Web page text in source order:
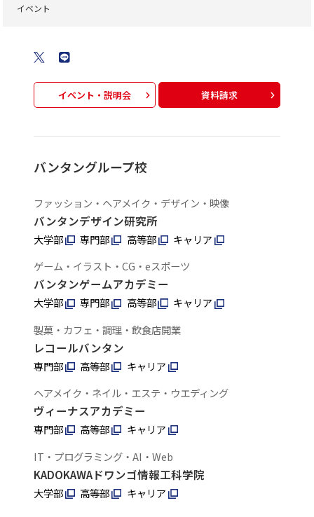
イベント
イベント・説明会 資料請求
バンタングループ校
ファッション・ヘアメイク・デザイン・映像
バンタンデザイン研究所
大学部 専門部 高等部
キャリア
ゲーム・イラスト・CG・eスポーツ
バンタンゲームアカデミー
大学部 専門部 高等部
キャリア
製菓・カフェ・調理・飲食店開業
レコールバンタン
専門部 高等部
キャリア
ヘアメイク・ネイル・エステ・ウエディング
ヴィーナスアカデミー
専門部 高等部
キャリア
IT・プログラミング・AI・Web
KADOKAWAドワンゴ情報工科学院
大学部 高等部 キャリア